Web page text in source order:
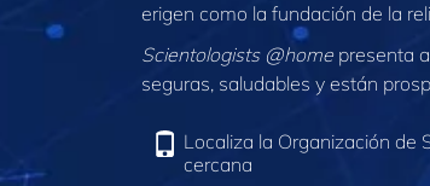
erigen como la fundación de la
Scientologists @homepresenta
seguras, saludables y están
Localiza la Organización de
cercana